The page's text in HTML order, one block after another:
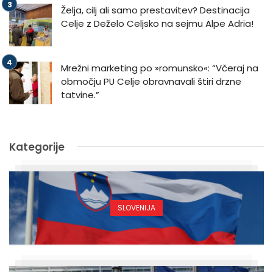
Želja, cilj ali samo prestavitev? Destinacija
Celje z Deželo Celjsko na sejmu Alpe Adria!
Mrežni marketing po »romunsko«: “Včeraj na
območju PU Celje obravnavali štiri drzne
tatvine.”
Kategorije
SLOVENIJA